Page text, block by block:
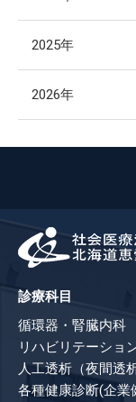
2025年
2026年
診療科目
循環器・腎臓内
リハビリテーシ
人工透析（夜間透
各種健康診断(企